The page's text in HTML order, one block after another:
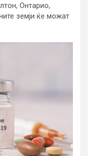
Онтарио,
земји ќе можат